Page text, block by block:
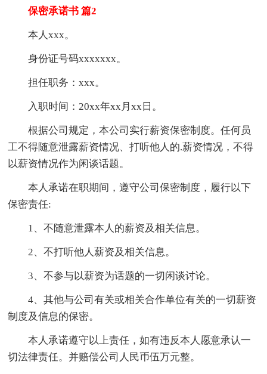
保密承诺书 篇2
本人xxx。
身份证号码xxxxxxx。
担任职务：xxx。
入职时间：20xx年xx月xx日。
根据公司规定，本公司实行薪资保密制度。任何员
工不得随意泄露薪资情况、打听他人的.薪资情况，不得
以薪资情况作为闲谈话题。
本人承诺在职期间，遵守公司保密制度，履行以下
保密责任:
1、不随意泄露本人的薪资及相关信息。
2、不打听他人薪资及相关信息。
3、不参与以薪资为话题的一切闲谈讨论。
4、其他与公司有关或相关合作单位有关的一切薪资
制度及信息的保密。
本人承诺遵守以上责任，如有违反本人愿意承认一
切法律责任。并赔偿公司人民币伍万元整。